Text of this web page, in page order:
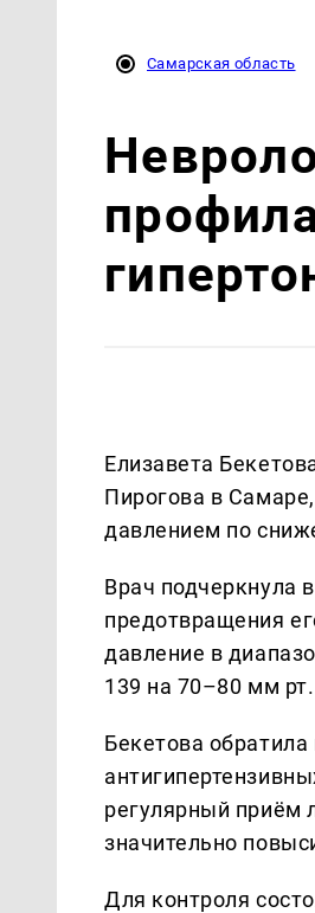
Самарская область
Елизавета
Пирогова в
давлением по
Врач подчеркнула
предотвращения
давление в
139 на 70–80 мм рт.
Бекетова
регулярный приём
значительно
Для контроля